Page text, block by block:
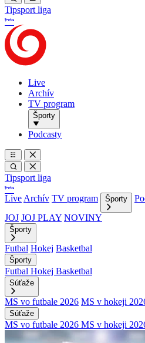
Tipsport liga
Live
Archív
TV program
Športy
Podcasty
Tipsport liga
Live Archív TV program Športy
JOJ JOJ PLAY NOVINY
Športy
Futbal Hokej Basketbal
Športy
Futbal Hokej Basketbal
Súťaže
MS vo futbale 2026 MS v hokeji
Súťaže
MS vo futbale 2026 MS v hokeji